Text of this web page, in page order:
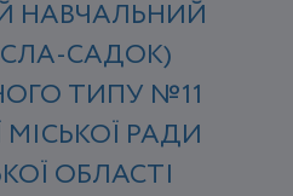
НАВЧАЛЬНИЙ
САДОК)
ТИПУ №11
РАДИ
ОБЛАСТІ